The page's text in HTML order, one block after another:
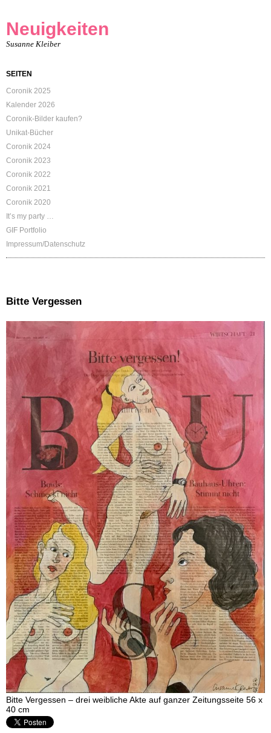
Neuigkeiten
Susanne Kleiber
SEITEN
Coronik 2025
Kalender 2026
Coronik-Bilder kaufen?
Unikat-Bücher
Coronik 2024
Coronik 2023
Coronik 2022
Coronik 2021
Coronik 2020
It’s my party …
GIF Portfolio
Impressum/Datenschutz
Bitte Vergessen
Bitte Vergessen – drei weibliche Akte auf ganzer Zeitungsseite 56 x
40 cm